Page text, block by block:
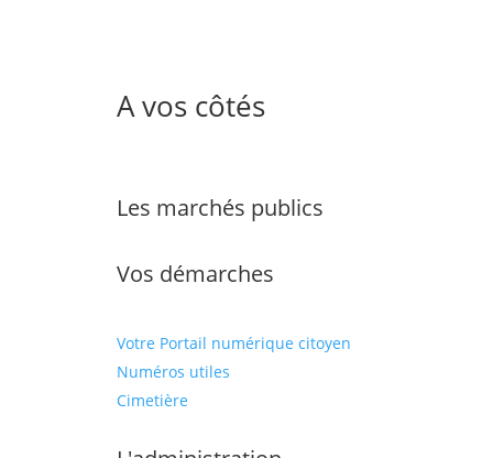
A vos côtés
Les marchés publics
Vos démarches
Votre Portail numérique citoyen
Numéros utiles
Cimetière